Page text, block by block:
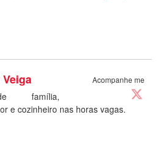
Acompanhe me
família,
e cozinheiro nas horas vagas.